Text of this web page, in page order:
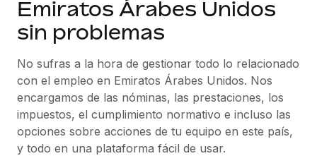
EMPLEO GLOBAL
Nómina global
legalidad.
Employer of Record
Expándete en todo el mundo sin gastar en entidades.
Contractor of Record
Soluciones
COBERTURA MUNDIAL
Explorador de países
Consulta el soporte del empleo global según el país.
Explorador estatal de EE. UU.
Simplifica la contratación en todos los estados de EE.
UU.
Recursos
HERRAMIENTAS Y CALCULADORAS
Calculadora del riesgo de clasificación errónea
Consulta el riesgo de clasificación errónea por país.
Calculadora del coste por empleado
Precios
Español
Emiratos Árabes Unidos
sin problemas
No sufras a la hora de gestionar todo lo relacionado
con el empleo en Emiratos Árabes Unidos. Nos
encargamos de las nóminas, las prestaciones, los
impuestos, el cumplimiento normativo e incluso las
opciones sobre acciones de tu equipo en este país,
y todo en una plataforma fácil de usar.